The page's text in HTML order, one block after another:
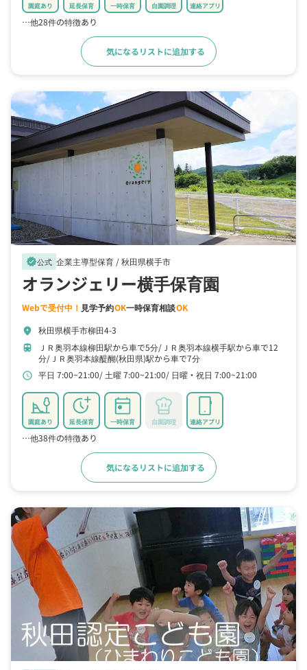
園庭あり 延長保育 一時保育 自園調理 連絡アプリ
…他28件の特徴あり
気になるリストに追加する
verified公式 企業主導型保育 /秋田県横手市
オランジェリー横手保育園
Webで受付中！ 見学予約OK一時保育相談OK
location_on 秋田県横手市柳田4-3
train ＪＲ奥羽本線柳田駅から車で5分
ＪＲ奥羽本線横手駅から車で12
分
ＪＲ奥羽本線醍醐(秋田県)駅から車で7分
schedule 平日 7:00~21:00 土曜 7:00~21:00 日曜・祝日 7:00~21:00
園庭あり 延長保育 一時保育 自園調理 連絡アプリ
…他38件の特徴あり
気になるリストに追加する